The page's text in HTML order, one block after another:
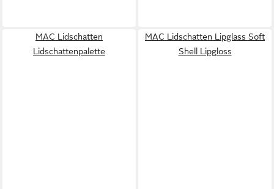
MAC Lidschatten
Lidschattenpalette
MAC Lidschatten Lipglass Soft
Shell Lipgloss